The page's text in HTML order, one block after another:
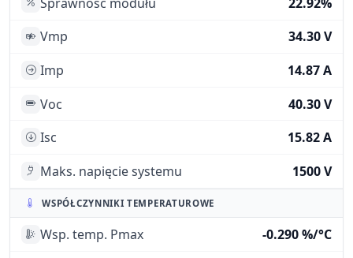
Vmp
34.30 V
Imp
14.87 A
Voc
40.30 V
Isc
15.82 A
Maks. napięcie systemu
1500 V
WSPÓŁCZYNNIKI TEMPERATUROWE
Wsp. temp. Pmax
-0.290 %/°C